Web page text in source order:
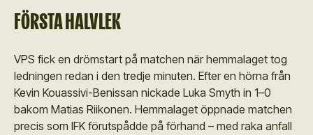
FÖRSTA HALVLEK
VPS fick en drömstart på matchen när hemmalaget tog
ledningen redan i den tredje minuten. Efter en hörna från
Kevin Kouassivi-Benissan nickade Luka Smyth in 1–0
bakom Matias Riikonen. Hemmalaget öppnade matchen
precis som IFK förutspådde på förhand – med raka anfall